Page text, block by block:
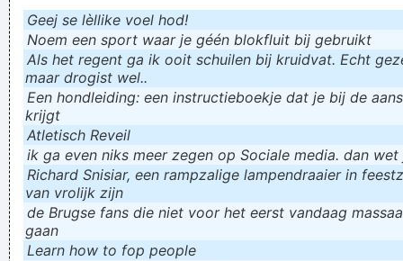
Geej se lèllike voel hod!
Geej se lèllike voel hod!
Noem een sport waar je géén blokfluit bij gebruikt
Als het regent ga ik ooit schuilen bij kruidvat. Echt
maar drogist wel..
Een hondleiding: een instructieboekje dat je bij de
krijgt
Atletisch Reveil
ik ga even niks meer zegen op Sociale media. dan
Richard Snisiar, een rampzalige lampendraaier in
van vrolijk zijn
de Brugse fans die niet voor het eerst vandaag
gaan
Learn how to fop people